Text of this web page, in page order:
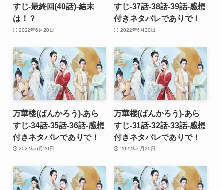
すじ-最終回(40話)-結末
は！？
2022年6月20日
すじ-37話-38話-39話-感想
付きネタバレでありで！
2022年6月20日
万華楼(ばんかろう)-あら
すじ-34話-35話-36話-感想
付きネタバレでありで！
2022年6月20日
万華楼(ばんかろう)-あら
すじ-31話-32話-33話-感想
付きネタバレでありで！
2022年6月20日